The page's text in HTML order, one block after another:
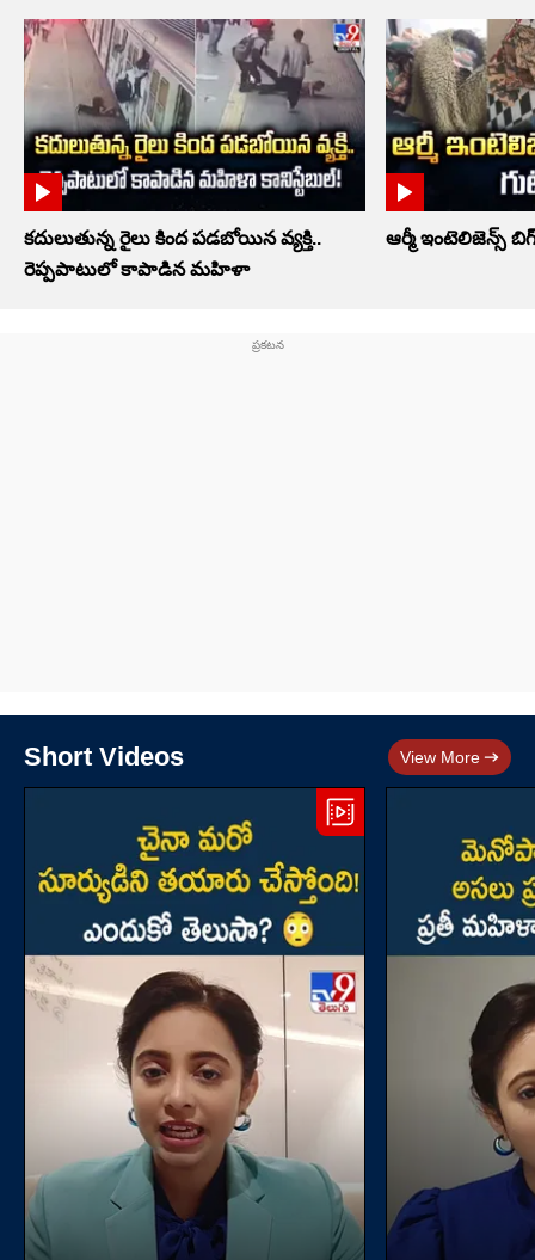
కదులుతున్న రైలు కింద పడబోయిన వ్యక్తి..
రెప్పపాటులో కాపాడిన మహిళా
ఆర్మీ ఇంటెలిజెన్స్ బిగ్
Short Videos View More